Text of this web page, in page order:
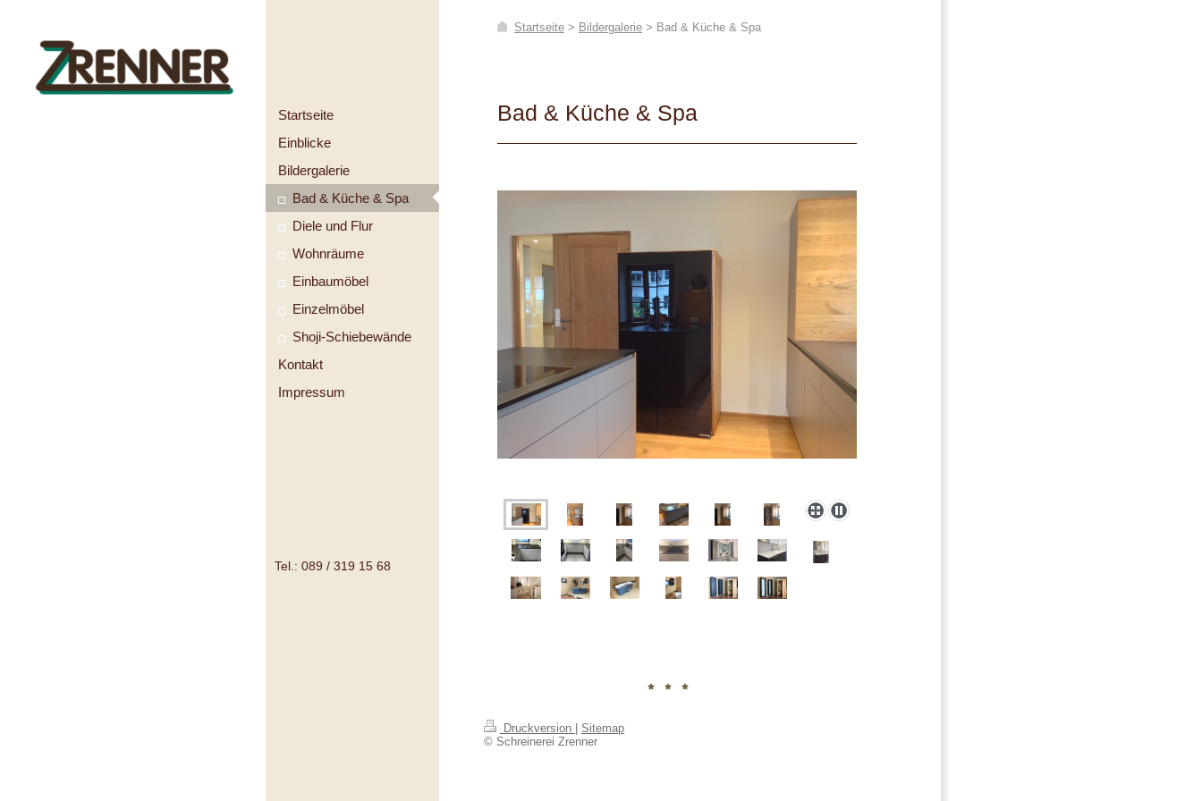
Startseite
Einblicke
Bildergalerie
Bad & Küche & Spa
Diele und Flur
Wohnräume
Einbaumöbel
Einzelmöbel
Shoji-Schiebewände
Kontakt
Impressum
Tel.: 089 / 319 15 68
Startseite > Bildergalerie > Bad & Küche & Spa
Bad & Küche & Spa
Druckversion
Sitemap
© Schreinerei Zrenner